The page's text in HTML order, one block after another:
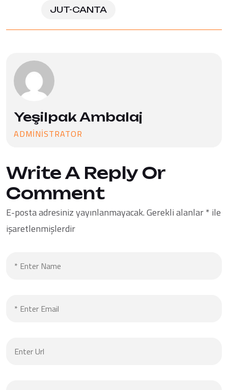
JUT-CANTA
Yeşilpak Ambalaj
ADMINISTRATOR
Write A Reply Or
Comment
E-posta adresiniz yayınlanmayacak.Gerekli alanlar* ile
işaretlenmişlerdir